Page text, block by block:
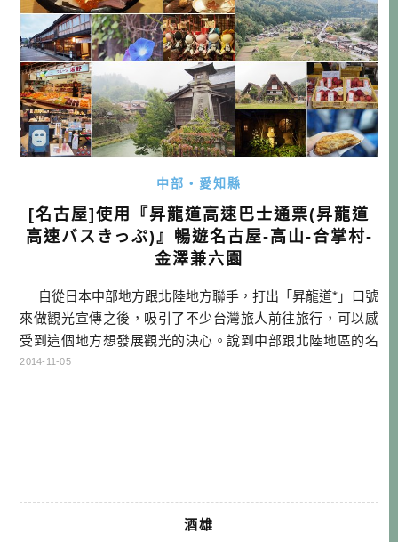
中部・愛知縣
[名古屋]使用『昇龍道高速巴士通票(昇龍道
高速バスきっぷ)』暢遊名古屋-高山-合掌村-
金澤兼六園
自從日本中部地方跟北陸地方聯手，打出「昇龍道*」口號
來做觀光宣傳之後，吸引了不少台灣旅人前往旅行，可以感
受到這個地方想發展觀光的決心。說到中部跟北陸地區的名
勝，馬上可以舉出不少，如「立山黑部」「飛驒高山」「金
2014-11-05
酒雄